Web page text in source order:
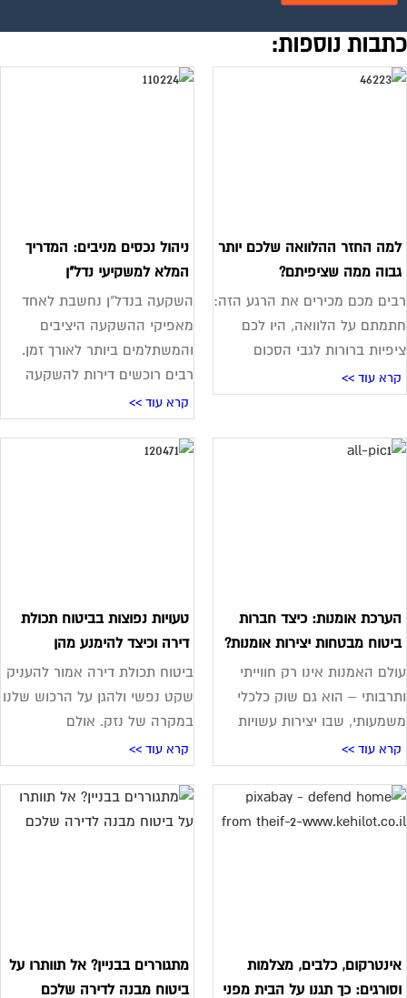
נוספות:
החזר ההלוואה שלכם יותר
ממה שציפיתם?
מכם מכירים את הרגע הזה:
על הלוואה, היו לכם
ברורות לגבי הסכום
עוד >>
ניהול נכסים מניבים: המדריך
המלא למשקיעי נדל"ן
השקעה בנדל"ן נחשבת לאחד
מאפיקי ההשקעה היציבים
והמשתלמים ביותר לאורך זמן.
רבים רוכשים דירות להשקעה
קרא עוד >>
אומנות: כיצד חברות
מבטחות יצירות אומנות?
האמנות אינו רק חווייתי
– הוא גם שוק כלכלי
שבו יצירות עשויות
עוד >>
טעויות נפוצות בביטוח תכולת
דירה וכיצד להימנע מהן
ביטוח תכולת דירה אמור להעניק
שקט נפשי ולהגן על הרכוש שלנו
במקרה של נזק. אולם
קרא עוד >>
כלבים, מצלמות
כך תגנו על הבית מפני
מתגוררים בבניין? אל תוותרו על
ביטוח מבנה לדירה שלכם